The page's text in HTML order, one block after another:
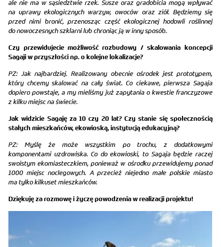
ale nie ma w sąsiedztwie rzek. Susze oraz gradobicia mogą wpływać
na uprawy ekologicznych warzyw, owoców oraz ziół. Będziemy się
przed nimi bronić, przenosząc część ekologicznej hodowli roślinnej
do nowoczesnych szklarni lub chroniąc ją w inny sposób.
Czy przewidujecie możliwość rozbudowy / skalowania koncepcji
Sagaji w przyszłości np. o kolejne lokalizacje?
PZ: Jak najbardziej. Realizowany obecnie ośrodek jest prototypem,
który chcemy skalować na cały świat. Co ciekawe, pierwsza Sagaja
dopiero powstaje, a my mieliśmy już zapytania o kwestie franczyzowe
z kilku miejsc na świecie.
Jak widzicie Sagaję za 10 czy 20 lat? Czy stanie się społecznością
stałych mieszkańców, ekowioską, instytucją edukacyjną?
PZ: Myślę że może wszystkim po trochu, z dodatkowymi
komponentami uzdrowiska. Co do ekowioski, to Sagaja będzie raczej
swoistym ekomiasteczkiem, ponieważ w ośrodku przewidujemy ponad
1000 miejsc noclegowych. A przecież niejedno małe polskie miasto
ma tylko kilkuset mieszkańców.
Dziękuję za rozmowę i życzę powodzenia w realizacji projektu!